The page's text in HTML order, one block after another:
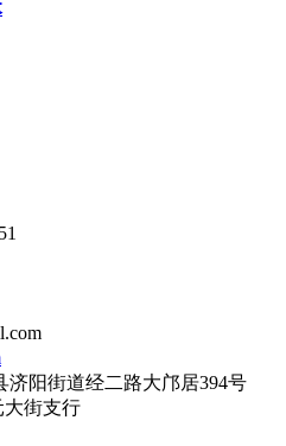
阳街道经二路大邝居394号
大街支行